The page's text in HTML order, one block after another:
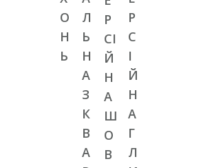
О
Н
Ь
Л
Ь
Н
А
З
К
В
А
Р
СІ
Й
Н
А
Ш
О
В
Р
С
І
Й
Н
А
Г
Л